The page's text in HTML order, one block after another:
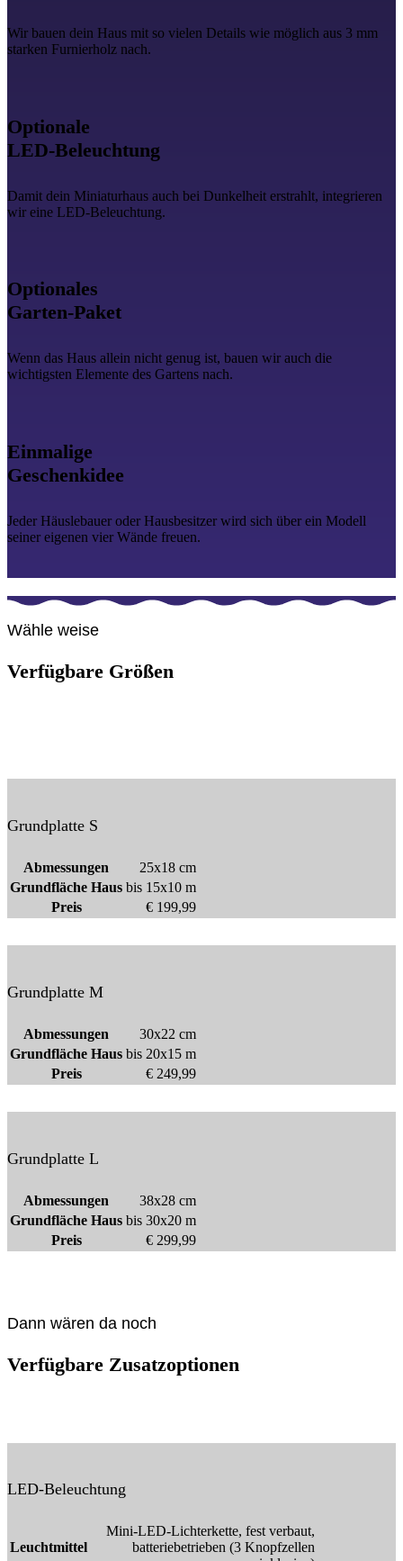
Wir bauen dein Haus mit so vielen Details wie möglich aus 3 mm
starken Furnierholz nach.
Optionale
LED-Beleuchtung
Damit dein Miniaturhaus auch bei Dunkelheit erstrahlt, integrieren
wir eine LED-Beleuchtung.
Optionales
Garten-Paket
Wenn das Haus allein nicht genug ist, bauen wir auch die
wichtigsten Elemente des Gartens nach.
Einmalige
Geschenkidee
Jeder Häuslebauer oder Hausbesitzer wird sich über ein Modell
seiner eigenen vier Wände freuen.
Wähle weise
Verfügbare Größen
Grundplatte S
Abmessungen
25x18 cm
Grundfläche Haus bis 15x10 m
Preis
€ 199,99
Grundplatte M
Abmessungen
30x22 cm
Grundfläche Haus bis 20x15 m
Preis
€ 249,99
Grundplatte L
Abmessungen
38x28 cm
Grundfläche Haus bis 30x20 m
Preis
€ 299,99
Dann wären da noch
Verfügbare Zusatzoptionen
LED-Beleuchtung
Leuchtmittel
Mini-LED-Lichterkette, fest verbaut,
batteriebetrieben (3 Knopfzellen